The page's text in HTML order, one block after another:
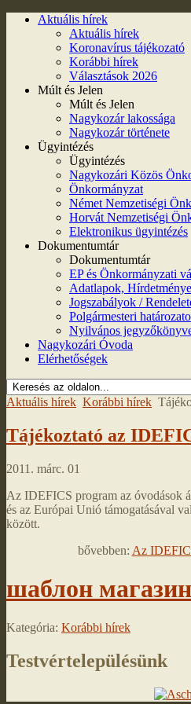
Aktuális hírek
Aktuális hírek
Koronavírus tájékozató
Korábbi hírek
Választások 2026
Múlt és Jelen
Múlt és Jelen
Nagykozár lakossága
Nagykozár története
Ügyintézés
Ügyintézés
Nagykozári Közös
Önkormányzat
Német Nemzetiségi
Horvát Nemzetiségi
Elektronikus ügyintézés
Dokumentumtár
Dokumentumtár
EP és Önkormányzati
Adatlapok,
Jogszabályok /
Polgármesteri
Nyilvános
Nagykozári Óvoda
Elérhetőségek
Aktuális hírek Korábbi hírek
Tájékoztató az
2011. márc. 01
Az IDEFICS program az óvodások
és az Európai Unió támogatásával
között.
bővebben: Az
шаблон
Kategória: Korábbi hírek
Testvértelepülésünk